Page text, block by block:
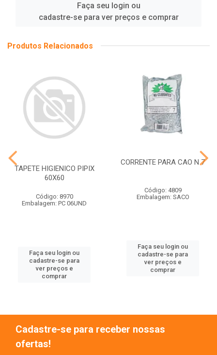
Faça seu login ou
cadastre-se para ver preços e comprar
Produtos Relacionados
TAPETE HIGIENICO PIPIX
60X60
Código: 8970
Embalagem: PC 06UND
Faça seu login ou
cadastre-se para
ver preços e
comprar
CORRENTE PARA CAO N 7
Código: 4809
Embalagem: SACO
Faça seu login ou
cadastre-se para
ver preços e
comprar
Cadastre-se para receber nossas
ofertas!